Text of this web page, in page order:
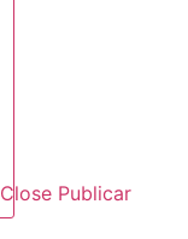
Close Publicar